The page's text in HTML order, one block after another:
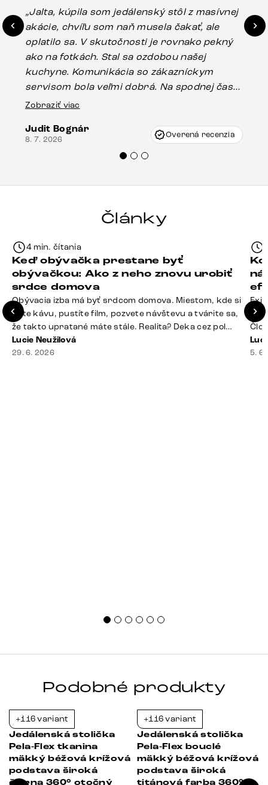
„Jalta, kúpila som jedálenský stôl z masívnej
akácie, chvíľu som naň musela čakať, ale
oplatilo sa. V skutočnosti je rovnako pekný
ako na fotkách. Stal sa ozdobou našej
kuchyne. Komunikácia so zákazníckym
servisom bola veľmi dobrá. Na spodnej časti
stola bolo malé poškodenie, pravdepodobne
Vincze pri riešení mojej záležitosti pristúpili
veľmi korektne. Odporúčam produkty Delife
Zobraziť viac
Judit Bognár
8. 7. 2026 Overená recenzia
Články
4 min. čítania
Keď obývačka prestane byť
obývačkou: Ako z neho znovu urobiť
srdce domova
Obývacia izba má byť srdcom domova. Miestom, kde si
dáte kávu, pustíte film, pozvete návštevu a tvárite sa,
že takto upratané máte stále. Realita? Deka cez pol
sedačky, ovládač záhadne zmizol, konferenčný stolík
slúži ako odkladisko všetkého od účteniek po balzam
Lucie Neužilová
29. 6. 2026
si
5.
Podobné produkty
+116 variant
Jedálenská stolička
Pela-Flex tkanina
mäkký béžová krížová
podstava široká
čierna 360° otočný
+116 variant
Jedálenská stolička
Pela-Flex bouclé
mäkký béžová krížová
podstava široká
titánová farba 360°